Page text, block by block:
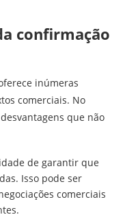
confirmação
inúmeras
comerciais. No
que não
de garantir que
Isso pode ser
comerciais